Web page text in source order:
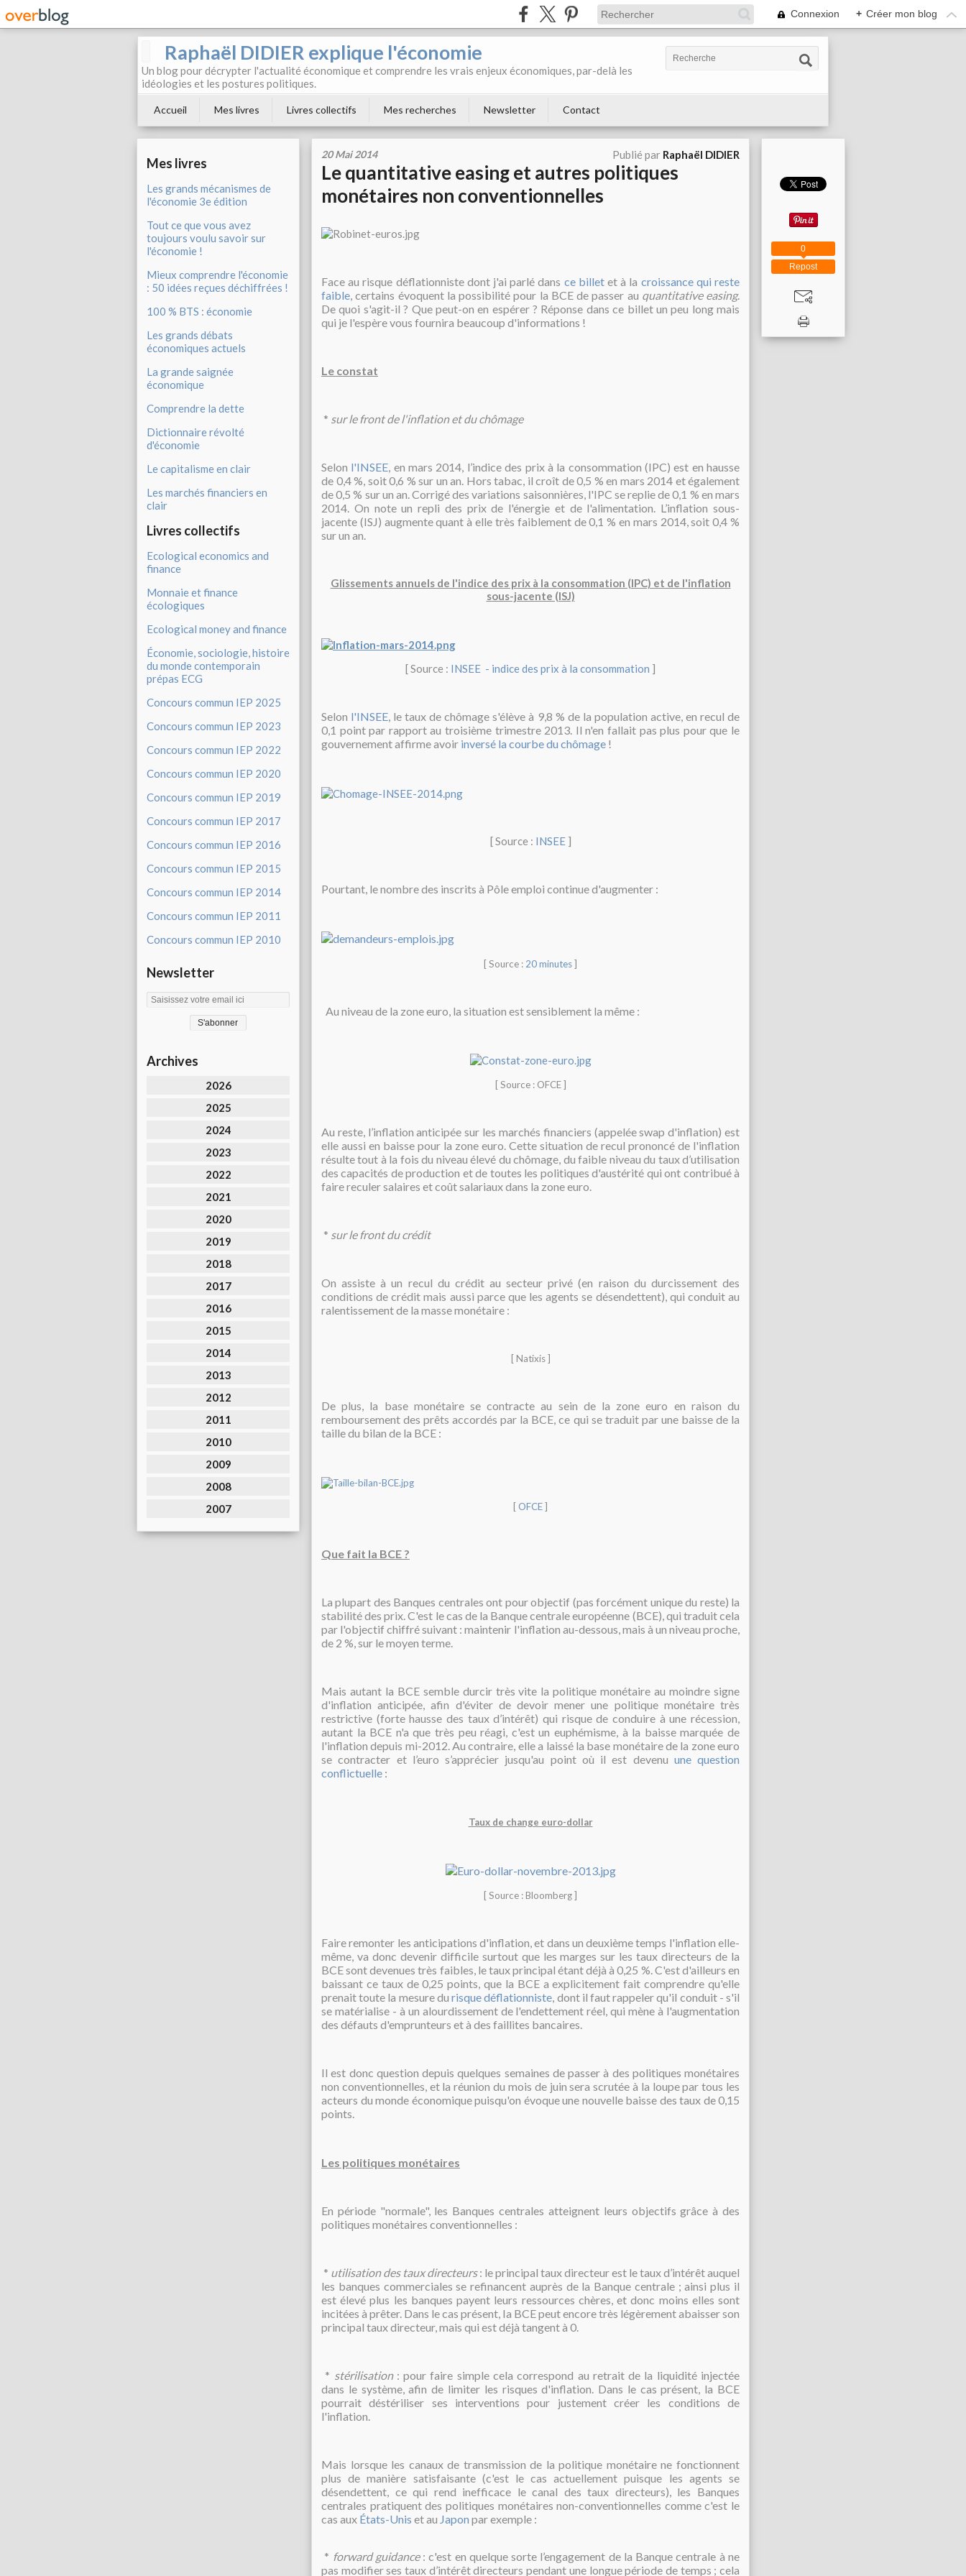
Connexion + Créer mon blog
Raphaël DIDIER explique l'économie
Un blog pour décrypter l'actualité économique et comprendre les vrais enjeux économiques, par-delà les
idéologies et les postures politiques.
Accueil Mes livres Livres collectifs Mes recherches Newsletter Contact
Mes livres
Les grands mécanismes de
l'économie 3e édition
Tout ce que vous avez
toujours voulu savoir sur
l'économie !
Mieux comprendre l'économie
: 50 idées reçues déchiffrées !
100 % BTS : économie
Les grands débats
économiques actuels
La grande saignée
économique
Comprendre la dette
Dictionnaire révolté
d'économie
Le capitalisme en clair
Les marchés financiers en
clair
Livres collectifs
Ecological economics and
finance
Monnaie et finance
écologiques
Ecological money and finance
Économie, sociologie, histoire
du monde contemporain
prépas ECG
Concours commun IEP 2025
Concours commun IEP 2023
Concours commun IEP 2022
Concours commun IEP 2020
Concours commun IEP 2019
Concours commun IEP 2017
Concours commun IEP 2016
Concours commun IEP 2015
Concours commun IEP 2014
Concours commun IEP 2011
Concours commun IEP 2010
Newsletter
Archives
2026
2025
2024
2023
2022
2021
2020
2019
2018
2017
2016
2015
2014
2013
2012
2011
2010
2009
2008
2007
20 Mai 2014 Publié par Raphaël DIDIER
Le quantitative easing et autres politiques
monétaires non conventionnelles
Face au risque déflationniste dont j'ai parlé dans ce billetet à la croissance qui reste
faible, certains évoquent la possibilité pour la BCE de passer au quantitative easing.
De quoi s'agit-il ? Que peut-on en espérer ? Réponse dans ce billet un peu long mais
qui je l'espère vous fournira beaucoup d'informations !
Le constat
* sur le front de l'inflation et du chômage
Selon l'INSEE, en mars 2014, l’indice des prix à la consommation (IPC) est en hausse
de 0,4 %, soit 0,6 % sur un an. Hors tabac, il croît de 0,5 % en mars 2014 et également
de 0,5 % sur un an. Corrigé des variations saisonnières, l'IPC se replie de 0,1 % en mars
2014. On note un repli des prix de l'énergie et de l'alimentation. L’inflation sous-
jacente (ISJ) augmente quant à elle très faiblement de 0,1 % en mars 2014, soit 0,4 %
sur un an.
Glissements annuels de l'indice des prix à la consommation (IPC) et de l'inflation
sous-jacente (ISJ)
[ Source : INSEE - indice des prix à la consommation ]
Selon l'INSEE, le taux de chômage s'élève à 9,8 % de la population active, en recul de
0,1 point par rapport au troisième trimestre 2013. Il n'en fallait pas plus pour que le
gouvernement affirme avoir inversé la courbe du chômage !
[ Source : INSEE]
Pourtant, le nombre des inscrits à Pôle emploi continue d'augmenter :
[ Source : 20 minutes]
Au niveau de la zone euro, la situation est sensiblement la même :
[ Source : OFCE ]
Au reste, l’inflation anticipée sur les marchés financiers (appelée swap d'inflation) est
elle aussi en baisse pour la zone euro. Cette situation de recul prononcé de l'inflation
résultetout à la fois du niveau élevé du chômage, du faible niveau du taux d’utilisation
des capacités de production et de toutes les politiques d'austérité qui ont contribué à
faire reculer salaires et coût salariaux dans la zone euro.
* sur le front du crédit
On assiste à un recul du crédit au secteur privé (en raison du durcissement des
conditions de crédit mais aussi parce que les agents se désendettent), qui conduit au
ralentissement de la masse monétaire :
[ Natixis ]
De plus, la base monétaire se contracte au sein de la zone euro en raison du
remboursement des prêts accordés par la BCE, ce qui se traduit par une baisse de la
taille du bilan de la BCE :
[OFCE]
Que fait la BCE ?
La plupart des Banques centrales ont pour objectif (pas forcément unique du reste) la
stabilité des prix. C'est le cas de la Banque centrale européenne (BCE), qui traduit cela
par l'objectif chiffré suivant : maintenir l'inflation au-dessous, mais à un niveau proche,
de 2 %, sur le moyen terme.
Mais autant la BCE semble durcir très vite la politique monétaire au moindre signe
d'inflation anticipée, afin d'éviter de devoir mener une politique monétaire très
restrictive (forte hausse des taux d’intérêt) qui risque de conduire à une récession,
autant la BCE n'a que très peu réagi, c'est un euphémisme, à la baisse marquée de
l'inflation depuis mi-2012. Au contraire, elle a laissé la base monétaire de la zone euro
se contracter et l’euro s’apprécier jusqu'au point où il est devenu une question
conflictuelle :
Taux de change euro-dollar
[ Source : Bloomberg ]
Faire remonter les anticipations d'inflation, et dans un deuxième temps l'inflation elle-
même, va donc devenir difficile surtout que les marges sur les taux directeurs de la
BCE sont devenues très faibles, le taux principal étant déjà à 0,25 %. C'est d'ailleurs en
baissant ce taux de 0,25 points, que la BCE a explicitement fait comprendre qu'elle
prenait toute la mesure durisque déflationniste, dont il faut rappelerqu'il conduit - s'il
se matérialise - à un alourdissement de l'endettement réel, qui mène à l'augmentation
des défauts d'emprunteurs et à des faillites bancaires.
Il est donc question depuis quelques semaines de passer à des politiques monétaires
non conventionnelles, et la réunion du mois de juin sera scrutée à la loupe par tous les
acteurs du monde économique puisqu'on évoque une nouvelle baisse des taux de 0,15
points.
Les politiques monétaires
En période "normale", les Banques centrales atteignent leurs objectifs grâce à des
politiques monétaires conventionnelles :
* utilisation des taux directeurs: le principal taux directeur est le taux d’intérêt auquel
les banques commerciales se refinancent auprès de la Banque centrale ; ainsi plus il
est élevé plus les banques payent leurs ressources chères, et donc moins elles sont
incitées à prêter. Dans le cas présent, la BCE peut encore très légèrement abaisser son
principal taux directeur, mais qui est déjà tangent à 0.
* stérilisation: pour faire simple cela correspond au retrait de la liquidité injectée
dans le système, afin de limiter les risques d'inflation. Dans le cas présent, la BCE
pourrait déstériliser ses interventions pour justement créer les conditions de
l'inflation.
Mais lorsque les canaux de transmission de la politique monétaire ne fonctionnent
plus de manière satisfaisante (c'est le cas actuellement puisque les agents se
désendettent, ce qui rend inefficace le canal des taux directeurs), les Banques
centrales pratiquent des politiques monétaires non-conventionnelles comme c'est le
cas aux États-Unis et au Japon par exemple :
* forward guidance: c'est en quelque sorte l’engagement de la Banque centrale à ne
pas modifier ses taux d’intérêt directeurs pendant une longue période de temps ; cela
Repost
0